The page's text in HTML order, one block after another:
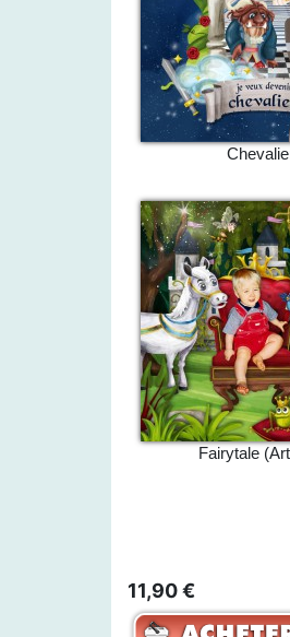
Fairytale
11,90 €